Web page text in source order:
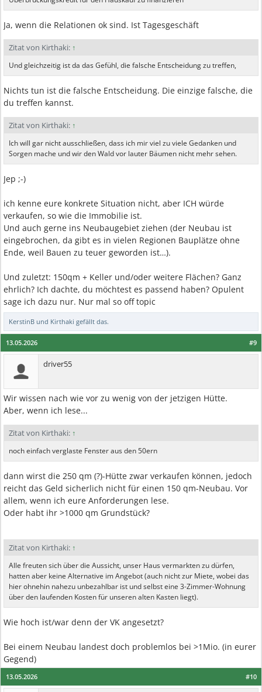
Ja, wenn die Relationen ok sind. Ist Tagesgeschäft
Zitat von Kirthaki: ↑
Und gleichzeitig ist da das Gefühl, die falsche Entscheidung zu treffen,
Nichts tun ist die falsche Entscheidung. Die einzige falsche, die
du treffen kannst.
Zitat von Kirthaki: ↑
Ich will gar nicht ausschließen, dass ich mir viel zu viele Gedanken und
Sorgen mache und wir den Wald vor lauter Bäumen nicht mehr sehen.
Jep ;-)
ich kenne eure konkrete Situation nicht, aber ICH würde
verkaufen, so wie die Immobilie ist.
Und auch gerne ins Neubaugebiet ziehen (der Neubau ist
eingebrochen, da gibt es in vielen Regionen Bauplätze ohne
Ende, weil Bauen zu teuer geworden ist…).
Und zuletzt: 150qm + Keller und/oder weitere Flächen? Ganz
ehrlich? Ich dachte, du möchtest es passend haben? Opulent
sage ich dazu nur. Nur mal so off topic
KerstinB und Kirthaki gefällt das.
#9
13.05.2026
driver55
Wir wissen nach wie vor zu wenig von der jetzigen Hütte.
Aber, wenn ich lese...
Zitat von Kirthaki: ↑
noch einfach verglaste Fenster aus den 50ern
dann wirst die 250 qm (?)-Hütte zwar verkaufen können, jedoch
reicht das Geld sicherlich nicht für einen 150 qm-Neubau. Vor
allem, wenn ich eure Anforderungen lese.
Oder habt ihr >1000 qm Grundstück?
Zitat von Kirthaki: ↑
Alle freuten sich über die Aussicht, unser Haus vermarkten zu dürfen,
hatten aber keine Alternative im Angebot (auch nicht zur Miete, wobei das
hier ohnehin nahezu unbezahlbar ist und selbst eine 3-Zimmer-Wohnung
über den laufenden Kosten für unseren alten Kasten liegt).
Wie hoch ist/war denn der VK angesetzt?
Bei einem Neubau landest doch problemlos bei >1Mio. (in eurer
Gegend)
#10
13.05.2026